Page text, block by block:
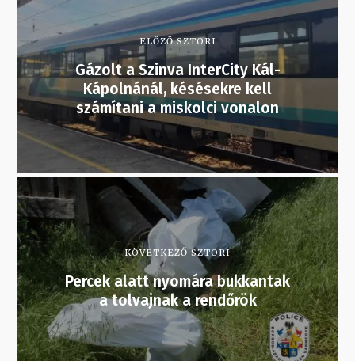
ELŐZŐ SZTORI
Gázolt a Szinva InterCity Kál-
Kápolnánál, késésekre kell
számítani a miskolci vonalon
KÖVETKEZŐ SZTORI
Percek alatt nyomára bukkantak
a tolvajnak a rendőrök